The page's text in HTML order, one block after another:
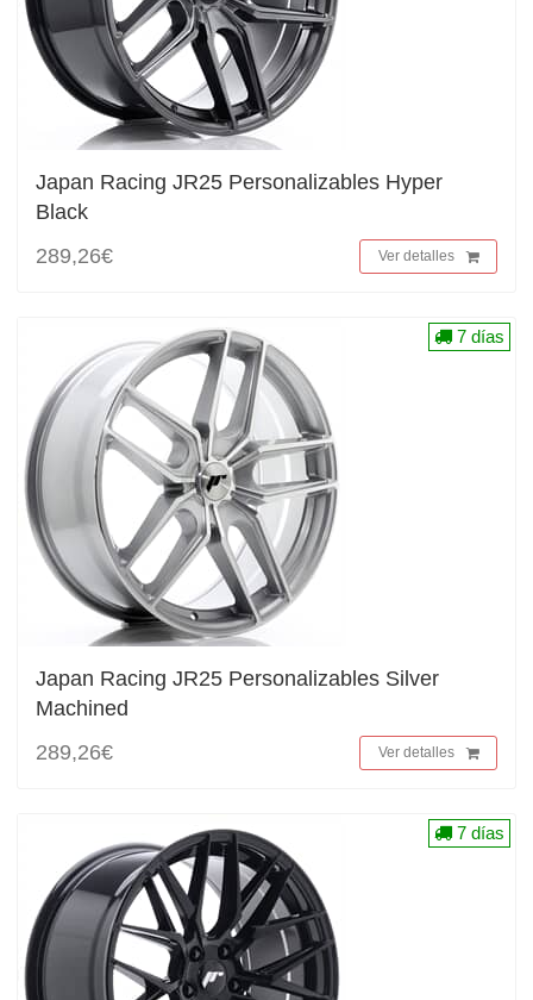
Japan Racing JR25 Personalizables Hyper
Black
289,26€
Ver detalles
Japan Racing JR25 Personalizables Silver
Machined
289,26€
Ver detalles
7 días
7 días